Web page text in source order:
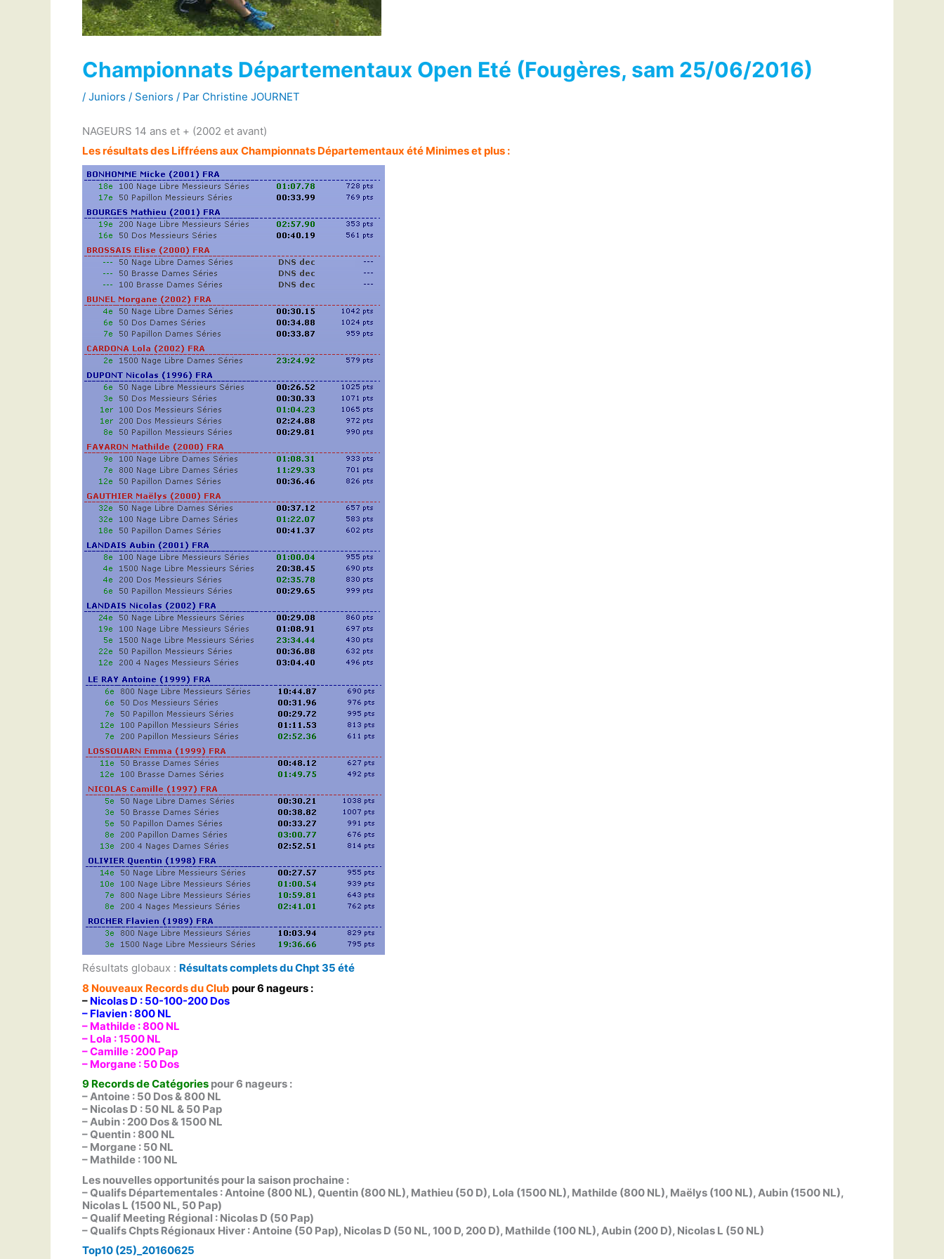
Championnats Départementaux Open Eté (Fougères, sam 25/06/2016)
/ Juniors / Seniors / Par Christine JOURNET
NAGEURS 14 ans et + (2002 et avant)
Les résultats des Liffréens aux Championnats Départementaux été Minimes et plus :
Résultats globaux : Résultats complets du Chpt 35 été
8 Nouveaux Records du Club pour 6 nageurs :
– Nicolas D : 50-100-200 Dos
– Flavien : 800 NL
– Mathilde : 800 NL
– Lola : 1500 NL
– Camille : 200 Pap
– Morgane : 50 Dos
9 Records de Catégories pour 6 nageurs :
– Antoine : 50 Dos & 800 NL
– Nicolas D : 50 NL & 50 Pap
– Aubin : 200 Dos & 1500 NL
– Quentin : 800 NL
– Morgane : 50 NL
– Mathilde : 100 NL
Les nouvelles opportunités pour la saison prochaine :
– Qualifs Départementales : Antoine (800 NL), Quentin (800 NL), Mathieu (50 D), Lola (1500 NL), Mathilde (800 NL), Maëlys (100 NL), Aubin (1500 NL),
Nicolas L (1500 NL, 50 Pap)
– Qualif Meeting Régional : Nicolas D (50 Pap)
– Qualifs Chpts Régionaux Hiver : Antoine (50 Pap), Nicolas D (50 NL, 100 D, 200 D), Mathilde (100 NL), Aubin (200 D), Nicolas L (50 NL)
Top10 (25)_20160625